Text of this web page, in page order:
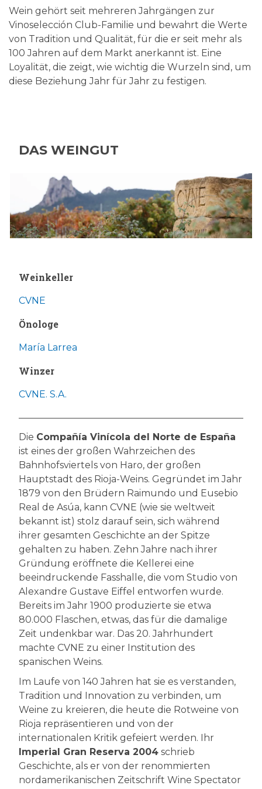
Wein gehört seit mehreren Jahrgängen zur
Vinoselección Club-Familie und bewahrt die Werte
von Tradition und Qualität, für die er seit mehr als
100 Jahren auf dem Markt anerkannt ist. Eine
Loyalität, die zeigt, wie wichtig die Wurzeln sind, um
diese Beziehung Jahr für Jahr zu festigen.
DAS WEINGUT
Weinkeller
CVNE
Önologe
María Larrea
Winzer
CVNE. S.A.
Die Compañía Vinícola del Norte de España
ist eines der großen Wahrzeichen des
Bahnhofsviertels von Haro, der großen
Hauptstadt des Rioja-Weins. Gegründet im Jahr
1879 von den Brüdern Raimundo und Eusebio
Real de Asúa, kann CVNE (wie sie weltweit
bekannt ist) stolz darauf sein, sich während
ihrer gesamten Geschichte an der Spitze
gehalten zu haben. Zehn Jahre nach ihrer
Gründung eröffnete die Kellerei eine
beeindruckende Fasshalle, die vom Studio von
Alexandre Gustave Eiffel entworfen wurde.
Bereits im Jahr 1900 produzierte sie etwa
80.000 Flaschen, etwas, das für die damalige
Zeit undenkbar war. Das 20. Jahrhundert
machte CVNE zu einer Institution des
spanischen Weins.
Im Laufe von 140 Jahren hat sie es verstanden,
Tradition und Innovation zu verbinden, um
Weine zu kreieren, die heute die Rotweine von
Rioja repräsentieren und von der
internationalen Kritik gefeiert werden. Ihr
Imperial Gran Reserva 2004 schrieb
Geschichte, als er von der renommierten
nordamerikanischen Zeitschrift Wine Spectator